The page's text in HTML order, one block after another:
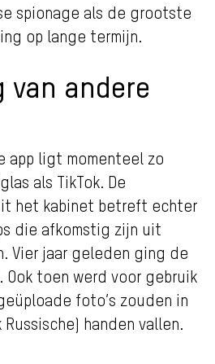
spionage als de grootste
op lange termijn.
van andere
app ligt momenteel zo
als TikTok. De
het kabinet betreft echter
die afkomstig zijn uit
Vier jaar geleden ging de
Ook toen werd voor gebruik
foto’s zouden in
handen vallen.